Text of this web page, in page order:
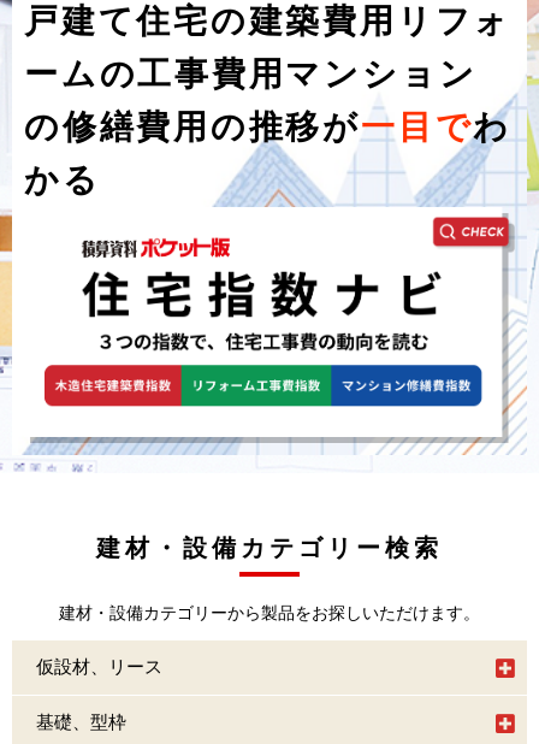
戸建て住宅の建築費用 リフォ
ームの工事費用 マンション
の修繕費用 の推移が一目でわ
かる
建材・設備カテゴリー検索
建材・設備カテゴリーから製品をお探しいただけます。
仮設材、リース
基礎、型枠